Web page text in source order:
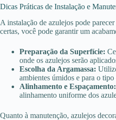
Dicas Práticas de Instalação e
A instalação de azulejos pode
certas, você pode garantir um
Preparação da Superfície:
onde os azulejos serão
Escolha da Argamassa:
ambientes úmidos e para o
Alinhamento e Espaçamento:
alinhamento uniforme dos
Quanto à manutenção, azulejos